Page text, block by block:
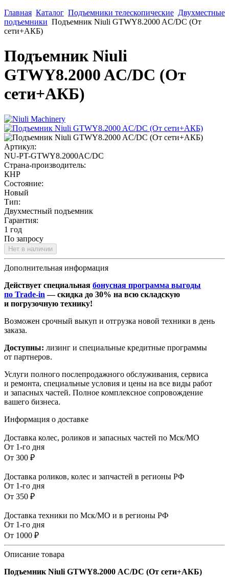
Главная Каталог Подъемники телескопические Двухместные
подъемники Подъемник Niuli GTWY8.2000 AC/DC (От
сети+АКБ)
Подъемник Niuli
GTWY8.2000 AC/DC (От
сети+АКБ)
Артикул:
NU-PT-GTWY8.2000AC/DC
Страна-производитель:
КНР
Состояние:
Новый
Тип:
Двухместный подъемник
Гарантия:
1 год
По запросу
Нет в наличии
Дополнительная информация
Действует специальная бонусная программа выгоды
по Trade-in — скидка до 30% на всю складскую
и погрузочную технику!
Возможен срочный выкуп и отгрузка новой техники в день
заказа.
Доступны: лизинг и специальные кредитные программы
от партнеров.
Услуги полного послепродажного обслуживания, сервиса
и ремонта, специальные условия и цены на все виды работ
и запасных частей. Полное комплексное сопровождение
вашего бизнеса.
Информация о доставке
Доставка колес, роликов и запасных частей по Мск/МО
От 1-го дня
От 300 ₽
Доставка роликов, колес и запчастей в регионы РФ
От 1-го дня
От 350 ₽
Доставка техники по Мск/МО и в регионы РФ
От 1-го дня
От 1000 ₽
Описание товара
Подъемник Niuli GTWY8.2000 AC/DC (От сети+АКБ)